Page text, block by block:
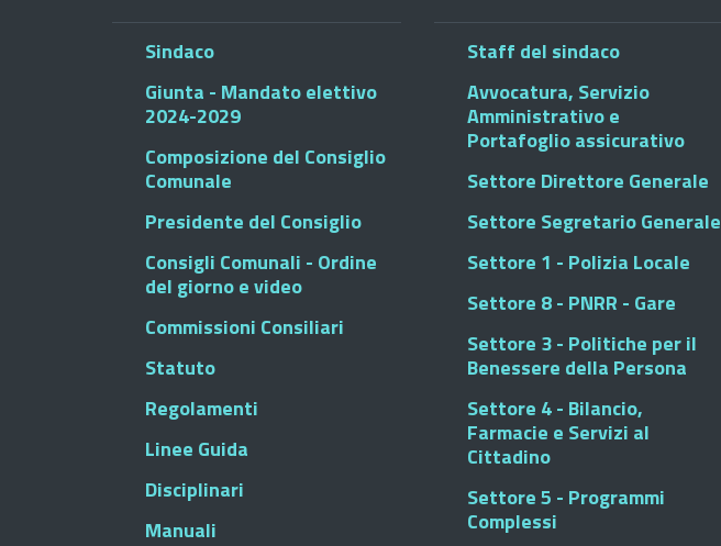
Sindaco
Giunta - Mandato elettivo
2024-2029
Composizione del Consiglio
Comunale
Presidente del Consiglio
Consigli Comunali - Ordine
del giorno e video
Commissioni Consiliari
Statuto
Regolamenti
Linee Guida
Disciplinari
Manuali
Staff del sindaco
Avvocatura, Servizio
Amministrativo e
Portafoglio assicurativo
Settore Direttore Generale
Settore Segretario Generale
Settore 1 - Polizia Locale
Settore 8 - PNRR - Gare
Settore 3 - Politiche per il
Benessere della Persona
Settore 4 - Bilancio,
Farmacie e Servizi al
Cittadino
Settore 5 - Programmi
Complessi